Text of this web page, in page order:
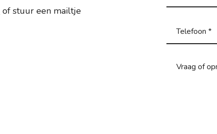
of stuur een mailtje